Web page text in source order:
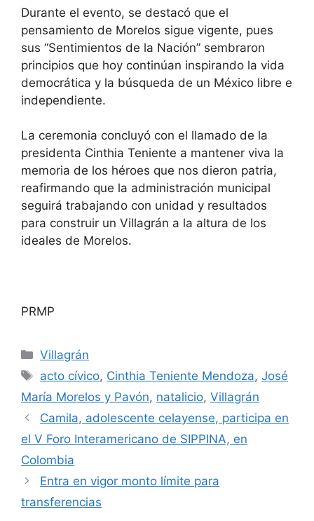
Durante el evento, se destacó que el
pensamiento de Morelos sigue vigente, pues
sus “Sentimientos de la Nación” sembraron
principios que hoy continúan inspirando la vida
democrática y la búsqueda de un México libre e
independiente.
La ceremonia concluyó con el llamado de la
presidenta Cinthia Teniente a mantener viva la
memoria de los héroes que nos dieron patria,
reafirmando que la administración municipal
seguirá trabajando con unidad y resultados
para construir un Villagrán a la altura de los
ideales de Morelos.
PRMP
Categorías
Villagrán
Etiquetas
acto cívico, Cinthia Teniente Mendoza,José
María Morelos y Pavón, natalicio, Villagrán
Camila, adolescente celayense, participa en
el V Foro Interamericano de SIPPINA, en
Colombia
Entra en vigor monto límite para
transferencias